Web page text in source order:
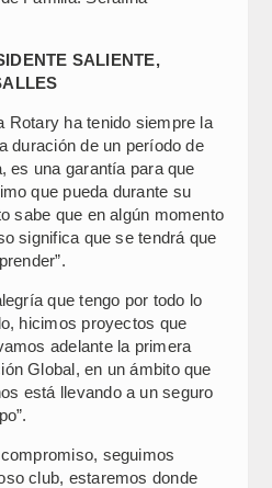
SALIENTE,
Rotary ha tenido siempre la
duración de un período de
es una garantía para que
que pueda durante su
sabe que en algún momento
significa que se tendrá que
que tengo por todo lo
hicimos proyectos que
adelante la primera
Global, en un ámbito que
está llevando a un seguro
seguimos
club, estaremos donde